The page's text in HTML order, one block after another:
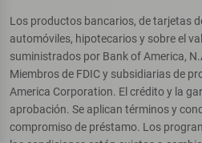
Los productos bancarios, de tarjetas
automóviles, hipotecarios y sobre el
suministrados por Bank of America,
Miembros de FDIC y subsidiarias de
America Corporation. El crédito y la
aprobación. Se aplican términos y
compromiso de préstamo. Los